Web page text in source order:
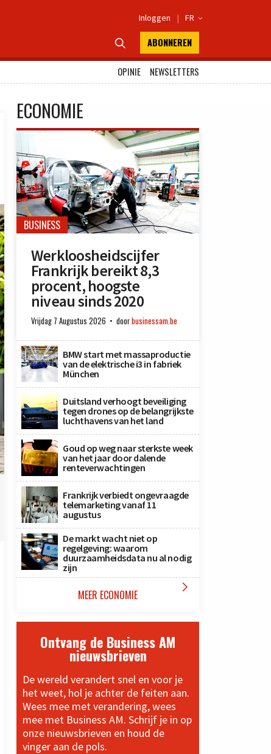
Inloggen | FR 
 ABONNEREN
OPINIE
NEWSLETTERS
ECONOMIE
BUSINESS
Werkloosheidscijfer
Frankrijk bereikt 8,3
procent, hoogste
niveau sinds 2020
Vrijdag 7 Augustus 2026 doorbusinessam.be
BMW start met massaproductie
van de elektrische i3 in fabriek
München
Duitsland verhoogt beveiliging
tegen drones op de belangrijkste
luchthavens van het land
Goud op weg naar sterkste week
van het jaar door dalende
renteverwachtingen
Frankrijk verbiedt ongevraagde
telemarketing vanaf 11
augustus
De markt wacht niet op
regelgeving: waarom
duurzaamheidsdata nu al nodig
zijn
MEER ECONOMIE 
Ontvang de Business AM
nieuwsbrieven
De wereld verandert snel en voor je
het weet, hol je achter de feiten aan.
Wees mee met verandering, wees
mee met Business AM. Schrijf je in op
onze nieuwsbrieven en houd de
vinger aan de pols.